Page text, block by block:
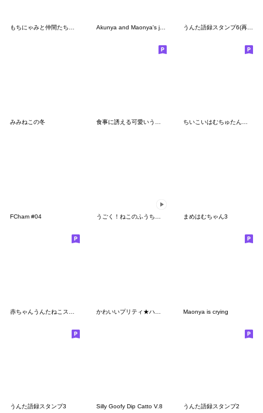
うんた語録スタンプ6(再修正版)
みみねこの冬
FCham #04 うごく！ねこのふうちゃん まめはむちゃん3
Maonya is crying
うんた語録スタンプ3 Silly Goofy Dip Catto V.8 うんた語録スタンプ2